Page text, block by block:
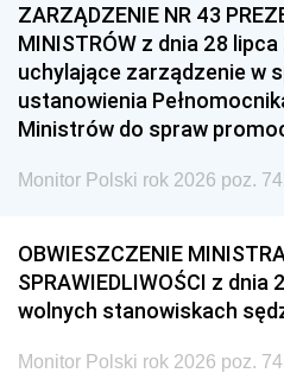
ZARZĄDZENIE NR 43
MINISTRÓW z dnia 28 lipca
uchylające zarządzenie w
ustanowienia
Ministrów do spraw
Monitor Polski rok 2026 poz.
OBWIESZCZENIE
SPRAWIEDLIWOŚCI z dnia
wolnych stanowiskach
Monitor Polski rok 2026 poz.